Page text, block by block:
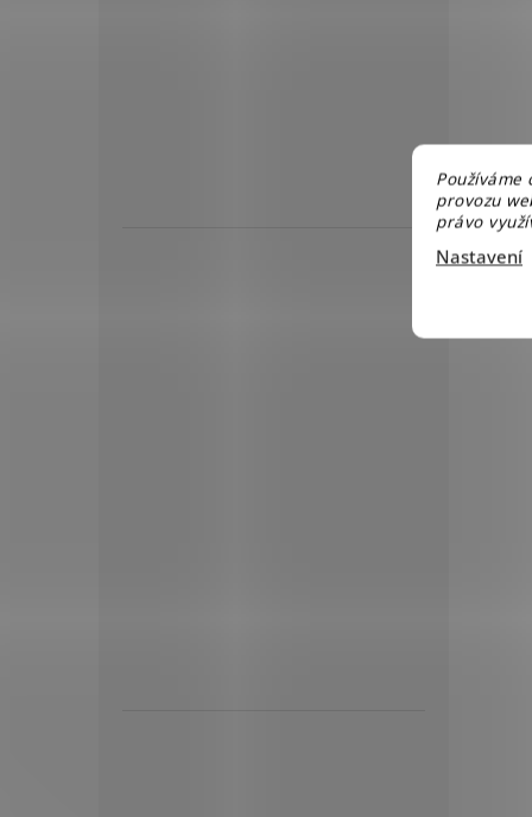
Používáme
provozu
právo
Nastavení